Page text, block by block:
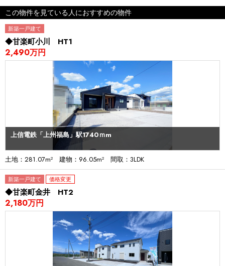
この物件を見ている人におすすめの物件
新築一戸建て
◆甘楽町小川 HT1
2,490万円
上信電鉄「上州福島」駅1740ｍm
土地：281.07m² 建物：96.05m² 間取：3LDK
新築一戸建て 価格変更
◆甘楽町金井 HT2
2,180万円